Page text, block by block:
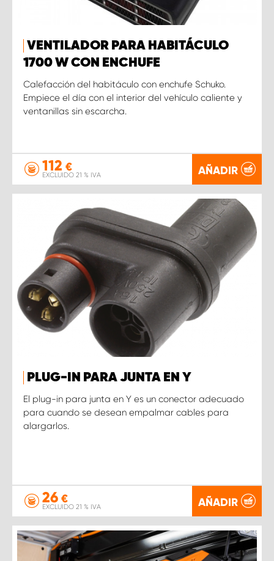
VENTILADOR PARA HABITÁCULO
1700 W CON ENCHUFE
Calefacción del habitáculo con enchufe Schuko.
Empiece el día con el interior del vehículo caliente y
ventanillas sin escarcha.
112 €
EXCLUIDO 21 % IVA AÑADIR
PLUG-IN PARA JUNTA EN Y
El plug-in para junta en Y es un conector adecuado
para cuando se desean empalmar cables para
alargarlos.
26 €
EXCLUIDO 21 % IVA AÑADIR